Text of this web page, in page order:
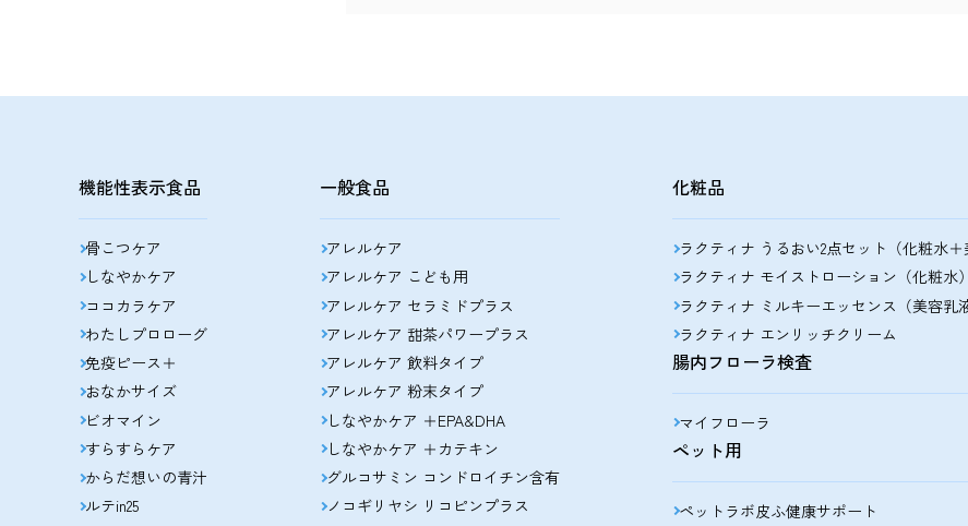
機能性表示食品
骨こつケア
しなやかケア
ココカラケア
わたしプロローグ
免疫ピース＋
おなかサイズ
ビオマイン
すらすらケア
からだ想いの青汁
ルテin25
一般食品
アレルケア
アレルケア こども用
アレルケア セラミドプラス
アレルケア 甜茶パワープラス
アレルケア 飲料タイプ
アレルケア 粉末タイプ
しなやかケア ＋EPA&DHA
しなやかケア ＋カテキン
グルコサミン コンドロイチン含有
ノコギリヤシ リコピンプラス
化粧品
ラクティナ うるおい2点セット（化粧水＋
ラクティナ モイストローション（化粧水）
ラクティナ ミルキーエッセンス（美容乳液
ラクティナ エンリッチクリーム
腸内フローラ検査
マイフローラ
ペット用
ペットラボ皮ふ健康サポート